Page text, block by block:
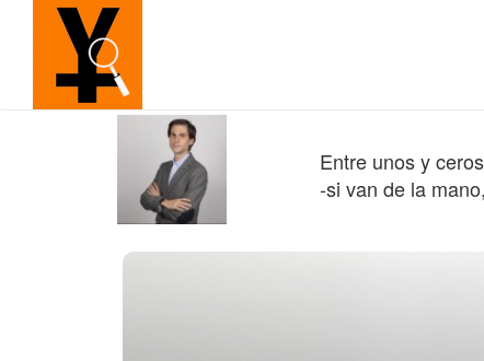
Entre unos y
-si van de la